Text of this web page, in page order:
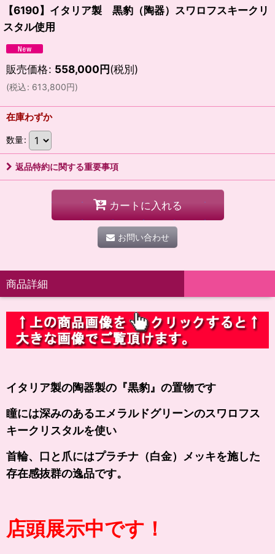
【6190】イタリア製 黒豹（陶器）スワロフスキークリ
スタル使用
販売価格: 558,000円(税別)
(税込: 613,800円)
在庫わずか
数量:
返品特約に関する重要事項
カートに入れる
お問い合わせ
商品詳細
イタリア製の陶器製の 『黒豹』の置物です
瞳には深みのあるエメラルドグリーンのスワロフス
キークリスタルを使い
首輪、口と爪にはプラチナ（白金）メッキを施した
存在感抜群の逸品です。
店頭展示中です！